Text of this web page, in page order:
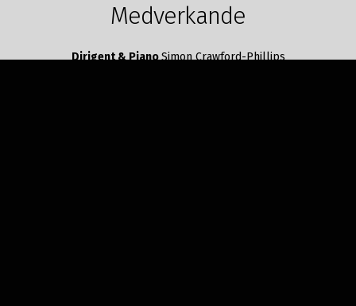
Medverkande
Dirigent & PianoSimon Crawford-Phillips